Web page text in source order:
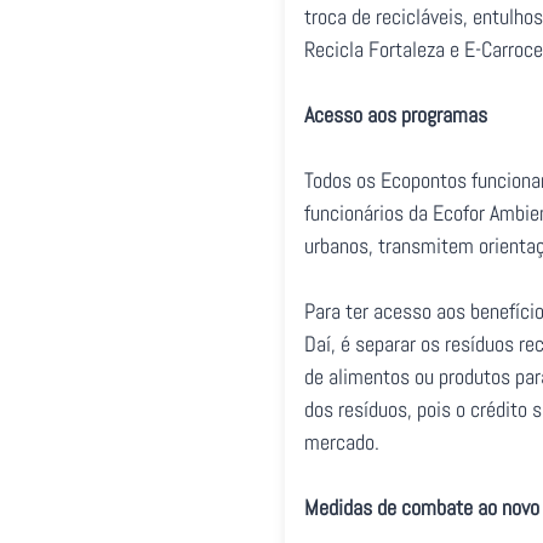
troca de recicláveis,
Recicla Fortaleza e E-
Acesso aos programas
Todos os Ecopontos
funcionários da Ecofor
urbanos, transmitem
Para ter acesso aos
Daí, é separar os resíduos
de alimentos ou produtos
dos resíduos, pois o crédito
mercado.
Medidas de combate ao